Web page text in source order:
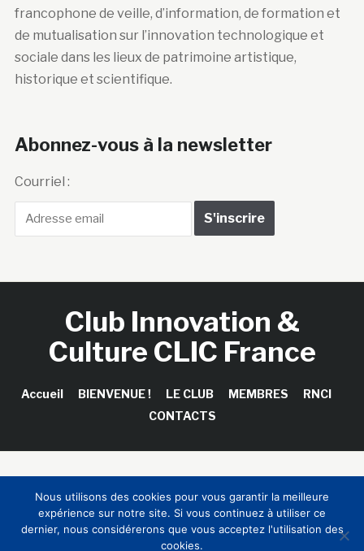
francophone de veille, d’information, de formation et
de mutualisation sur l’innovation technologique et
sociale dans les lieux de patrimoine artistique,
historique et scientifique.
Abonnez-vous à la newsletter
Courriel :
Club Innovation &
Culture CLIC France
Accueil BIENVENUE ! LE CLUB MEMBRES
RNCI
CONTACTS
Sinapses Conseils
Nous utilisons des cookies pour vous garantir la meilleure
expérience sur notre site. Si vous continuez à utiliser ce
dernier, nous considérerons que vous acceptez l'utilisation des
cookies.